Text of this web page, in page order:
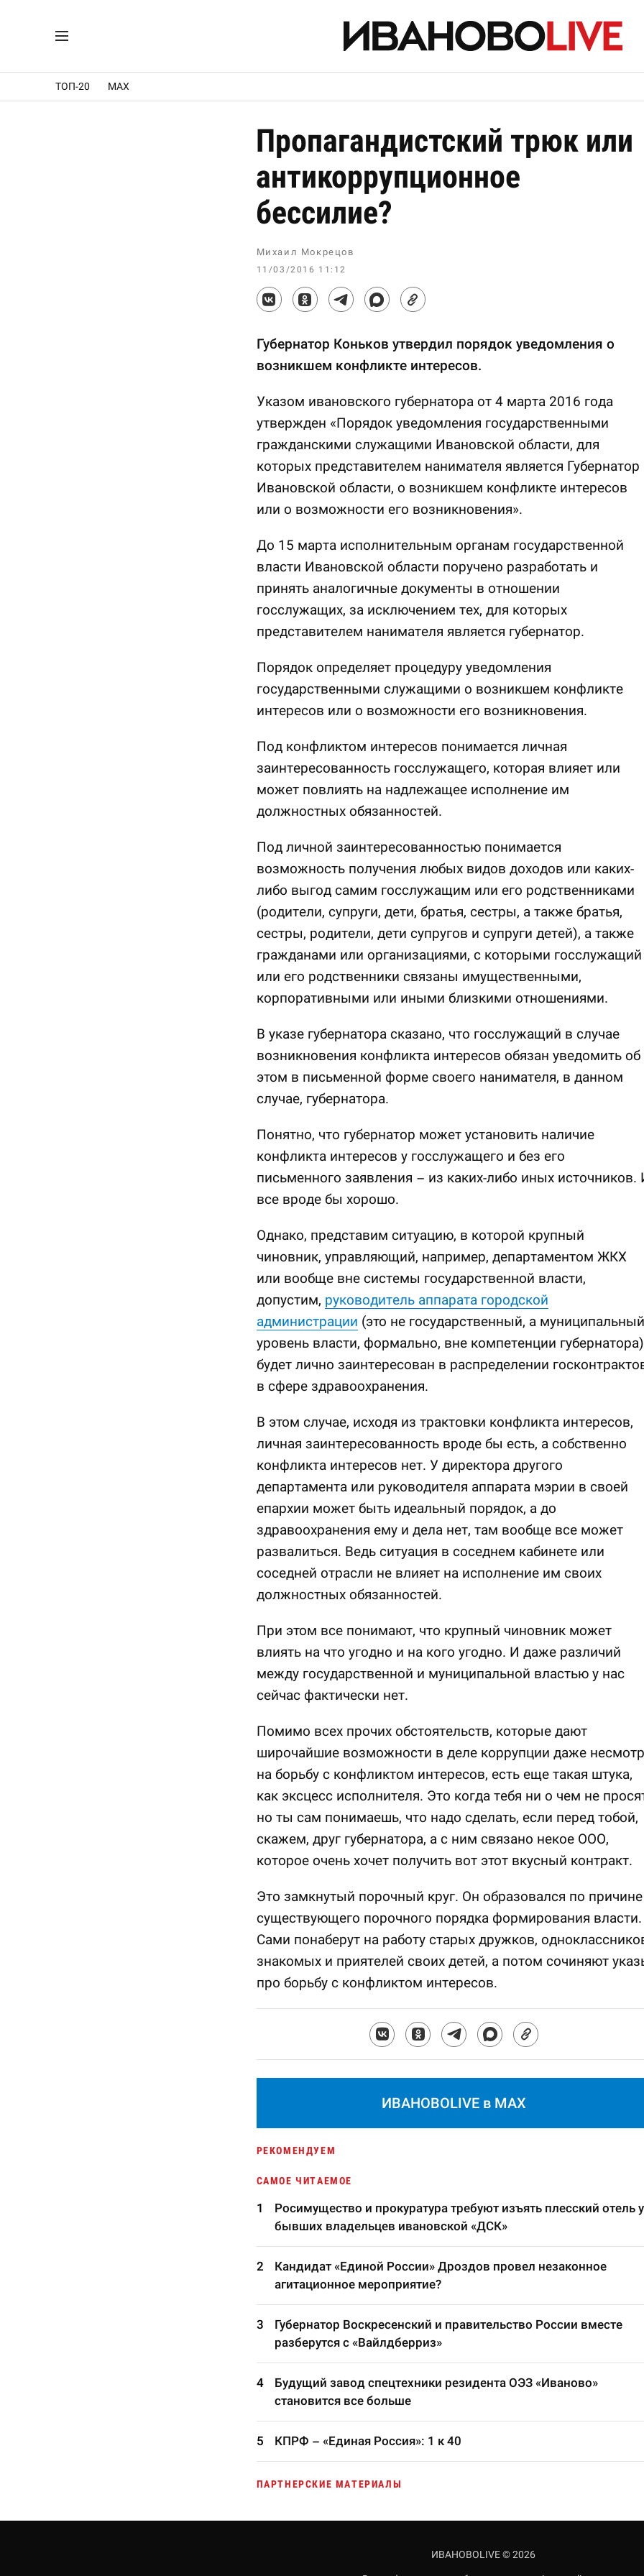
ТОП-20 MAX
Пропагандистский трюк или
антикоррупционное
бессилие?
Михаил Мокрецов
11/03/2016 11:12
Губернатор Коньков утвердил порядок уведомления о
возникшем конфликте интересов.
Указом ивановского губернатора от 4 марта 2016 года
утвержден «Порядок уведомления государственными
гражданскими служащими Ивановской области, для
которых представителем нанимателя является Губернатор
Ивановской области, о возникшем конфликте интересов
или о возможности его возникновения».
До 15 марта исполнительным органам государственной
власти Ивановской области поручено разработать и
принять аналогичные документы в отношении
госслужащих, за исключением тех, для которых
представителем нанимателя является губернатор.
Порядок определяет процедуру уведомления
государственными служащими о возникшем конфликте
интересов или о возможности его возникновения.
Под конфликтом интересов понимается личная
заинтересованность госслужащего, которая влияет или
может повлиять на надлежащее исполнение им
должностных обязанностей.
Под личной заинтересованностью понимается
возможность получения любых видов доходов или каких-
либо выгод самим госслужащим или его родственниками
(родители, супруги, дети, братья, сестры, а также братья,
сестры, родители, дети супругов и супруги детей), а также
гражданами или организациями, с которыми госслужащий
или его родственники связаны имущественными,
корпоративными или иными близкими отношениями.
В указе губернатора сказано, что госслужащий в случае
возникновения конфликта интересов обязан уведомить об
этом в письменной форме своего нанимателя, в данном
случае, губернатора.
Понятно, что губернатор может установить наличие
конфликта интересов у госслужащего и без его
письменного заявления – из каких-либо иных источников.
все вроде бы хорошо.
Однако, представим ситуацию, в которой крупный
чиновник, управляющий, например, департаментом ЖКХ
или вообще вне системы государственной власти,
допустим, руководитель аппарата городской
администрации (это не государственный, а муниципальный
уровень власти, формально, вне компетенции губернатора)
будет лично заинтересован в распределении
в сфере здравоохранения.
В этом случае, исходя из трактовки конфликта интересов,
личная заинтересованность вроде бы есть, а собственно
конфликта интересов нет. У директора другого
департамента или руководителя аппарата мэрии в своей
епархии может быть идеальный порядок, а до
здравоохранения ему и дела нет, там вообще все может
развалиться. Ведь ситуация в соседнем кабинете или
соседней отрасли не влияет на исполнение им своих
должностных обязанностей.
При этом все понимают, что крупный чиновник может
влиять на что угодно и на кого угодно. И даже различий
между государственной и муниципальной властью у нас
сейчас фактически нет.
Помимо всех прочих обстоятельств, которые дают
широчайшие возможности в деле коррупции даже
на борьбу с конфликтом интересов, есть еще такая штука,
как эксцесс исполнителя. Это когда тебя ни о чем не
но ты сам понимаешь, что надо сделать, если перед тобой,
скажем, друг губернатора, а с ним связано некое ООО,
которое очень хочет получить вот этот вкусный контракт.
Это замкнутый порочный круг. Он образовался по причине
существующего порочного порядка формирования власти.
Сами понаберут на работу старых дружков,
знакомых и приятелей своих детей, а потом сочиняют
про борьбу с конфликтом интересов.
ИВАНОВОLIVE в MAX
РЕКОМЕНДУЕМ
САМОЕ ЧИТАЕМОЕ
Росимущество и прокуратура требуют изъять плесский отель у
бывших владельцев ивановской «ДСК»
Кандидат «Единой России» Дроздов провел незаконное
агитационное мероприятие?
Губернатор Воскресенский и правительство России вместе
разберутся с «Вайлдберриз»
Будущий завод спецтехники резидента ОЭЗ «Иваново»
становится все больше
КПРФ – «Единая Россия»: 1 к 40
ПАРТНЕРСКИЕ МАТЕРИАЛЫ
ИВАНОВОLIVE © 2026